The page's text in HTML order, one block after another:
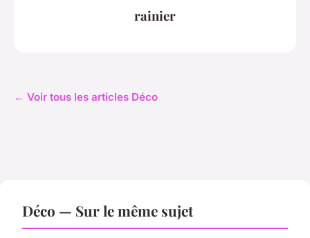
rainier
← Voir tous les articles Déco
Déco — Sur le même sujet